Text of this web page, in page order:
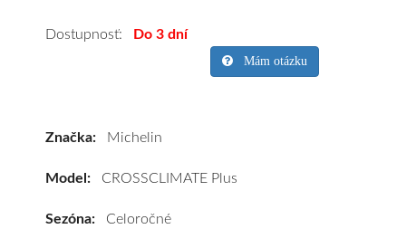
pneumatiky
CROSSCLIMATE
R19
Dostupnosť: Do 3 dní
Mám otázku
Značka: Michelin
Model: CROSSCLIMATE Plus
Sezóna: Celoročné